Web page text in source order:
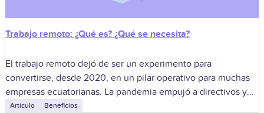
Trabajo remoto: ¿Qué es? ¿Qué se necesita?
El trabajo remoto dejó de ser un experimento para
convertirse, desde 2020, en un pilar operativo para muchas
empresas ecuatorianas. La pandemia empujó a directivos y
áreas de RR. HH.
Artículo Beneficios